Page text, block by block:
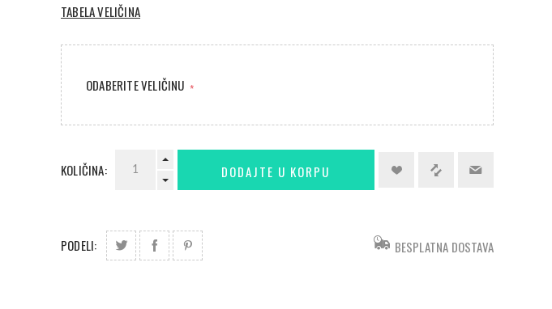
TABELA VELIČINA
ODABERITE VELIČINU *
KOLIČINA:
PODELI: BESPLATNA DOSTAVA